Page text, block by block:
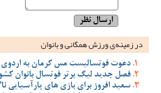
در زمینه‌ی ورزش همگانی و بانوان
دعوت فوتسالیست مس کرمان به اردوی
فصل جدید لیگ برتر فوتسال بانوان
سعید افروز برای بازی های پارآسیایی